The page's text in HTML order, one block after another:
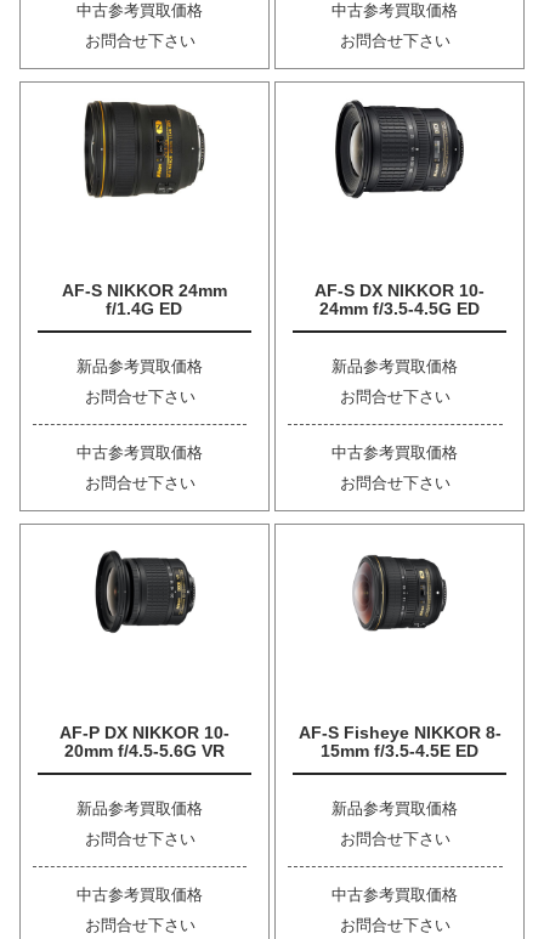
中古参考買取価格
お問合せ下さい
中古参考買取価格
お問合せ下さい
AF-S NIKKOR 24mm
f/1.4G ED
新品参考買取価格
お問合せ下さい
中古参考買取価格
お問合せ下さい
AF-S DX NIKKOR 10-
24mm f/3.5-4.5G ED
新品参考買取価格
お問合せ下さい
中古参考買取価格
お問合せ下さい
AF-P DX NIKKOR 10-
20mm f/4.5-5.6G VR
新品参考買取価格
お問合せ下さい
中古参考買取価格
お問合せ下さい
AF-S Fisheye NIKKOR 8-
15mm f/3.5-4.5E ED
新品参考買取価格
お問合せ下さい
中古参考買取価格
お問合せ下さい